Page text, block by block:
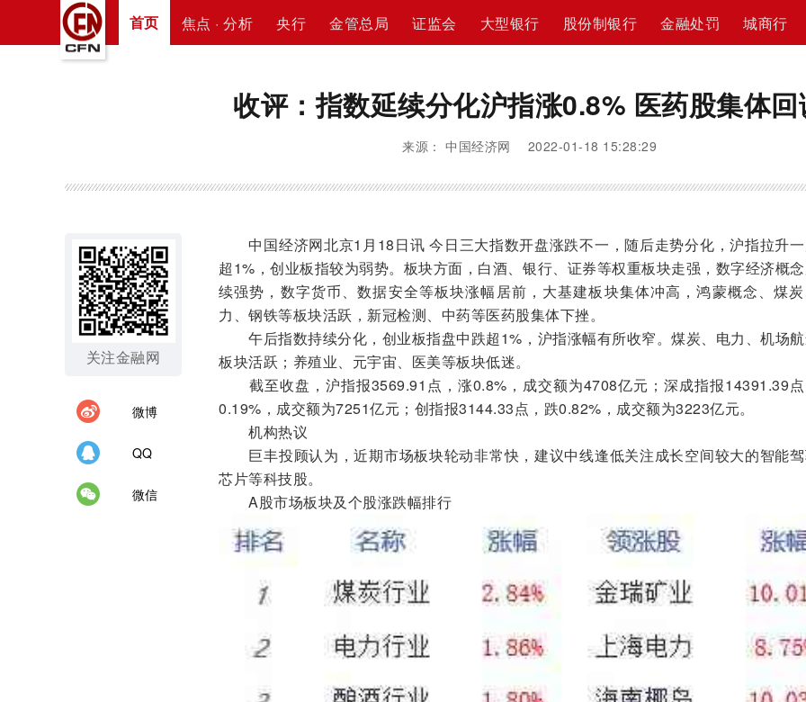
首页 焦点 · 分析 央行 金管总局 证监会 大型银行 股份制银行 金融处罚 城商行
收评：指数延续分化沪指涨0.8% 医药股集体回
来源： 中国经济网 2022-01-18 15:28:29
关注金融网
微博
QQ
微信
中国经济网北京1月18日讯 今日三大指数开盘涨跌不一，随后走势分化，沪指拉升
超1%，创业板指较为弱势。板块方面，白酒、银行、证券等权重板块走强，数字经济概
续强势，数字货币、数据安全等板块涨幅居前，大基建板块集体冲高，鸿蒙概念、煤
力、钢铁等板块活跃，新冠检测、中药等医药股集体下挫。
午后指数持续分化，创业板指盘中跌超1%，沪指涨幅有所收窄。煤炭、电力、机场
板块活跃；养殖业、元宇宙、医美等板块低迷。
截至收盘，沪指报3569.91点，涨0.8%，成交额为4708亿元；深成指报14391.39
0.19%，成交额为7251亿元；创指报3144.33点，跌0.82%，成交额为3223亿元。
机构热议
巨丰投顾认为，近期市场板块轮动非常快，建议中线逢低关注成长空间较大的智能
芯片等科技股。
A股市场板块及个股涨跌幅排行